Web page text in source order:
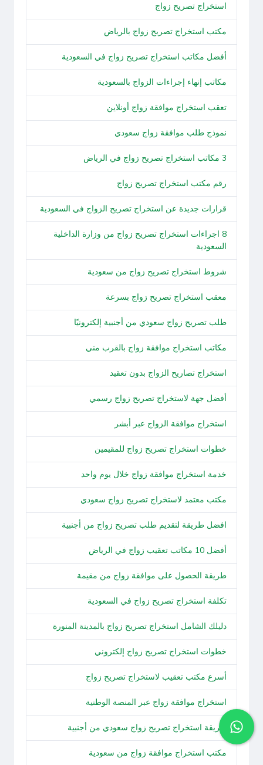
استخراج تصريح زواج
مكتب استخراج تصريح زواج بالرياض
أفضل مكاتب استخراج تصريح زواج في السعودية
مكاتب إنهاء إجراءات الزواج بالسعودية
تعقب استخراج موافقة زواج أونلاين
نموذج طلب موافقة زواج سعودي
3 مكاتب استخراج تصريح زواج في الرياض
رقم مكتب استخراج تصريح زواج
قرارات جديدة عن استخراج تصريح الزواج في السعودية
8 اجراءات استخراج تصريح زواج من وزارة الداخلية
السعودية
شروط استخراج تصريح زواج من سعودية
معقب استخراج تصريح زواج بسرعة
طلب تصريح زواج سعودي من أجنبية إلكترونيًا
مكاتب استخراج موافقة زواج بالقرب مني
استخراج تصاريح الزواج بدون تعقيد
أفضل جهة لاستخراج تصريح زواج رسمي
استخراج موافقة الزواج عبر أبشر
خطوات استخراج تصريح زواج للمقيمين
خدمة استخراج موافقة زواج خلال يوم واحد
مكتب معتمد لاستخراج تصريح زواج سعودي
افضل طريقة لتقديم طلب تصريح زواج من أجنبية
أفضل 10 مكاتب تعقيب زواج في الرياض
طريقة الحصول على موافقة زواج من مقيمة
تكلفة استخراج تصريح زواج في السعودية
دليلك الشامل استخراج تصريح زواج بالمدينة المنورة
خطوات استخراج تصريح زواج إلكتروني
أسرع مكتب تعقيب لاستخراج تصريح زواج
استخراج موافقة زواج عبر المنصة الوطنية
طريقة استخراج تصريح زواج سعودي من أجنبية
مكتب استخراج موافقة زواج من سعودية